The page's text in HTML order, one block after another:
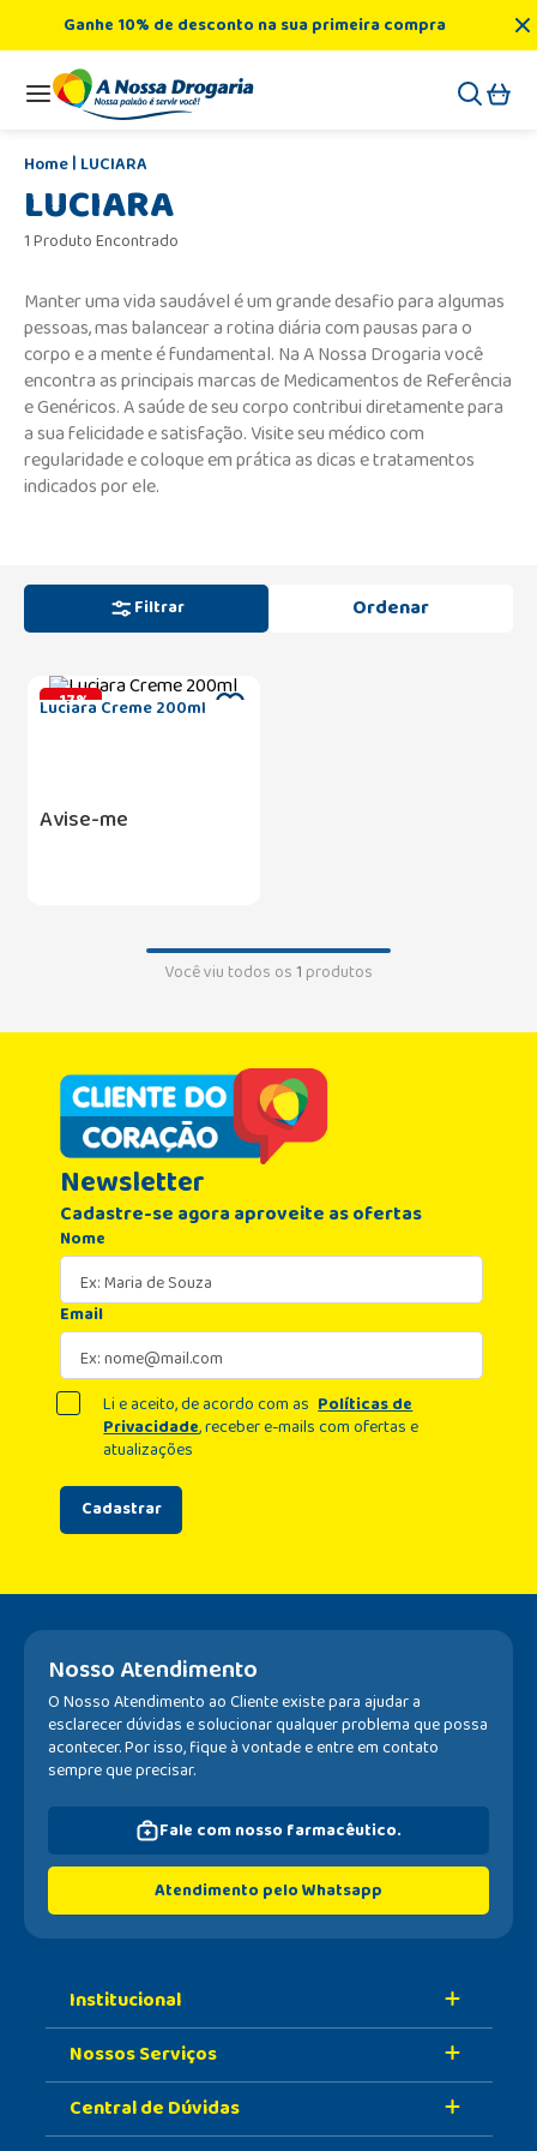
Ganhe 10% de desconto na sua primeira compra
LUCIARA
LUCIARA
1 Produto Encontrado
Manter uma vida saudável é um grande desafio para algumas
pessoas, mas balancear a rotina diária com pausas para o
corpo e a mente é fundamental. Na A Nossa Drogaria você
encontra as principais marcas de Medicamentos de Referência
e Genéricos. A saúde de seu corpo contribui diretamente para
a sua felicidade e satisfação. Visite seu médico com
regularidade e coloque em prática as dicas e tratamentos
indicados por ele.
Filtrar
-17%
Luciara Creme 200ml
Avise-me
Você viu todos os1produtos
Newsletter
Cadastre-se agora aproveite as ofertas
Nome
Email
Cadastrar
Li e aceito, de acordo com as Políticas de
Privacidade, receber e-mails com ofertas e
atualizações
Nosso Atendimento
O Nosso Atendimento ao Cliente existe para ajudar a
esclarecer dúvidas e solucionar qualquer problema que possa
acontecer. Por isso, fique à vontade e entre em contato
sempre que precisar.
Fale com nosso farmacêutico.
Atendimento pelo Whatsapp
Institucional
Sobre A Nossa Drogaria
Nossa História
Nossos Serviços
Retire Na Loja
Central de Dúvidas